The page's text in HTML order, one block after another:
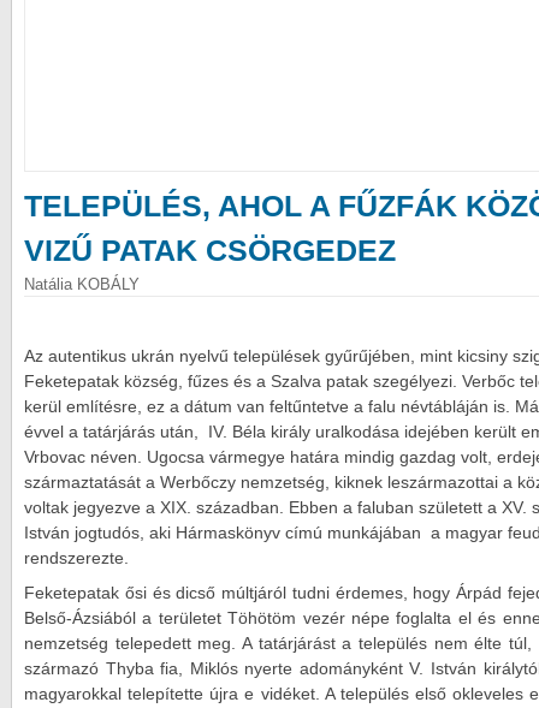
TELEPÜLÉS, AHOL A FŰZFÁK
VIZŰ PATAK CSÖRGEDEZ
Natália KOBÁLY
Az autentikus ukrán nyelvű települések gyűrűjében, mint kicsiny
Feketepatak község, fűzes és a Szalva patak szegélyezi. Verbőc
kerül említésre, ez a dátum van feltűntetve a falu névtábláján is.
évvel a tatárjárás után, IV. Béla király uralkodása idejében került
Vrbovac néven. Ugocsa vármegye határa mindig gazdag volt,
származtatását a Werbőczy nemzetség, kiknek leszármazottai a
voltak jegyezve a XIX. században. Ebben a faluban született a XV.
István jogtudós, aki Hármaskönyv címú munkájában a magyar
rendszerezte.
Feketepatak ősi és dicső múltjáról tudni érdemes, hogy Árpád
Belső-Ázsiából a területet Töhötöm vezér népe foglalta el és
nemzetség telepedett meg. A tatárjárást a település nem élte
származó Thyba fia, Miklós nyerte adományként V. István
magyarokkal telepítette újra e vidéket. A település első okleveles